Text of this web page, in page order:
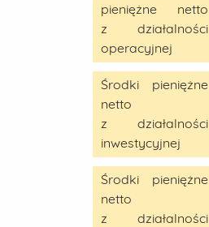
pieniężne netto
z działalności
operacyjnej
Środki pieniężne
netto
z działalności
inwestycyjnej
Środki pieniężne
netto
z działalności